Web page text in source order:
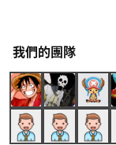
我們的團隊